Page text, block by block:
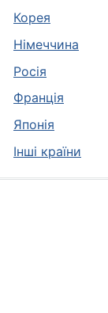
Корея
Німеччина
Росія
Франція
Японія
Інші країни